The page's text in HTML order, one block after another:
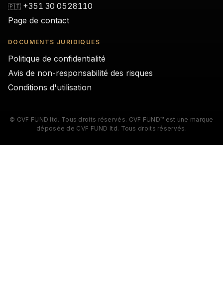
🇵🇹 +351 30 0528110
Page de contact
DOCUMENTS JURIDIQUES
Politique de confidentialité
Avis de non-responsabilité des risques
Conditions d'utilisation
© CVF FUND ltd. Tous droits réservés. CVF FUND™ est une marque
déposée de CVF FUND ltd. Tous droits réservés.